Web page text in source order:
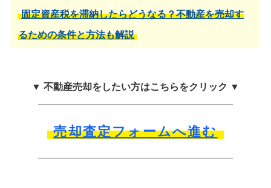
固定資産税を滞納したらどうなる？不動産を売却す
るための条件と方法も解説
▼ 不動産売却をしたい方はこちらをクリック ▼
売却査定フォームへ進む